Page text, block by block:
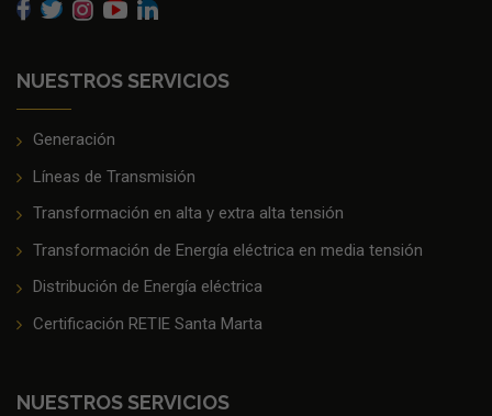
NUESTROS SERVICIOS
Generación
Líneas de Transmisión
Transformación en alta y extra alta tensión
Transformación de Energía eléctrica en media tensión
Distribución de Energía eléctrica
Certificación RETIE Santa Marta
NUESTROS SERVICIOS